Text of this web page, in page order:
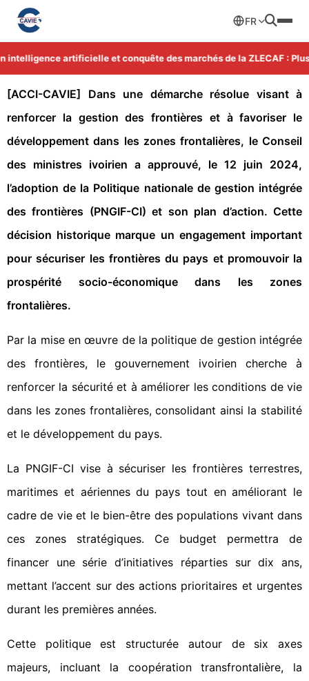
artificielle et conquête des marchés de la ZLECAF : Plus
FR
[ACCI-CAVIE] Dans une démarche résolue visant à
renforcer la gestion des frontières et à favoriser le
développement dans les zones frontalières, le Conseil
des ministres ivoirien a approuvé, le 12 juin 2024,
l’adoption de la Politique nationale de gestion intégrée
des frontières (PNGIF-CI) et son plan d’action. Cette
décision historique marque un engagement important
pour sécuriser les frontières du pays et promouvoir la
prospérité socio-économique dans les zones
frontalières.
Par la mise en œuvre de la politique de gestion intégrée
des frontières, le gouvernement ivoirien cherche à
renforcer la sécurité et à améliorer les conditions de vie
dans les zones frontalières, consolidant ainsi la stabilité
et le développement du pays.
La PNGIF-CI vise à sécuriser les frontières terrestres,
maritimes et aériennes du pays tout en améliorant le
cadre de vie et le bien-être des populations vivant dans
ces zones stratégiques. Ce budget permettra de
financer une série d’initiatives réparties sur dix ans,
mettant l’accent sur des actions prioritaires et urgentes
durant les premières années.
Cette politique est structurée autour de six axes
majeurs, incluant la coopération transfrontalière, la